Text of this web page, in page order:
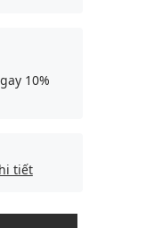
10%
tiết